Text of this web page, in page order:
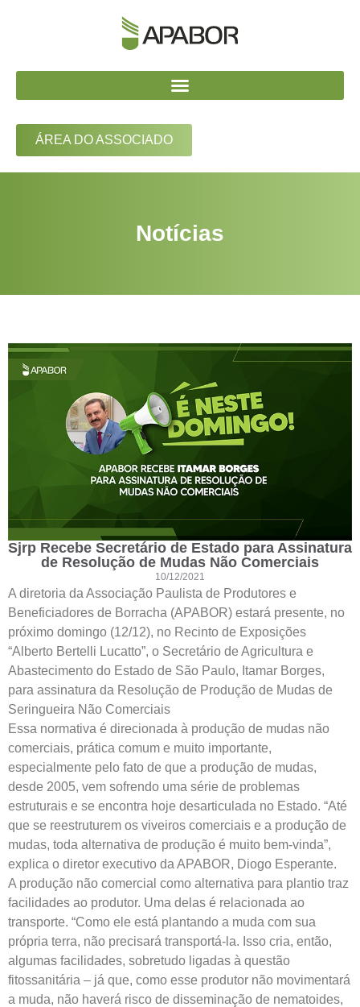
ÁREA DO ASSOCIADO
Notícias
Sjrp Recebe Secretário de Estado para Assinatura
de Resolução de Mudas Não Comerciais
10/12/2021
A diretoria da Associação Paulista de Produtores e
Beneficiadores de Borracha (APABOR) estará presente, no
próximo domingo (12/12), no Recinto de Exposições
“Alberto Bertelli Lucatto”, o Secretário de Agricultura e
Abastecimento do Estado de São Paulo, Itamar Borges,
para assinatura da Resolução de Produção de Mudas de
Seringueira Não Comerciais
Essa normativa é direcionada à produção de mudas não
comerciais, prática comum e muito importante,
especialmente pelo fato de que a produção de mudas,
desde 2005, vem sofrendo uma série de problemas
estruturais e se encontra hoje desarticulada no Estado. “Até
que se reestruturem os viveiros comerciais e a produção de
mudas, toda alternativa de produção é muito bem-vinda”,
explica o diretor executivo da APABOR, Diogo Esperante.
A produção não comercial como alternativa para plantio traz
facilidades ao produtor. Uma delas é relacionada ao
transporte. “Como ele está plantando a muda com sua
própria terra, não precisará transportá-la. Isso cria, então,
algumas facilidades, sobretudo ligadas à questão
fitossanitária – já que, como esse produtor não movimentará
a muda, não haverá risco de disseminação de nematoides,